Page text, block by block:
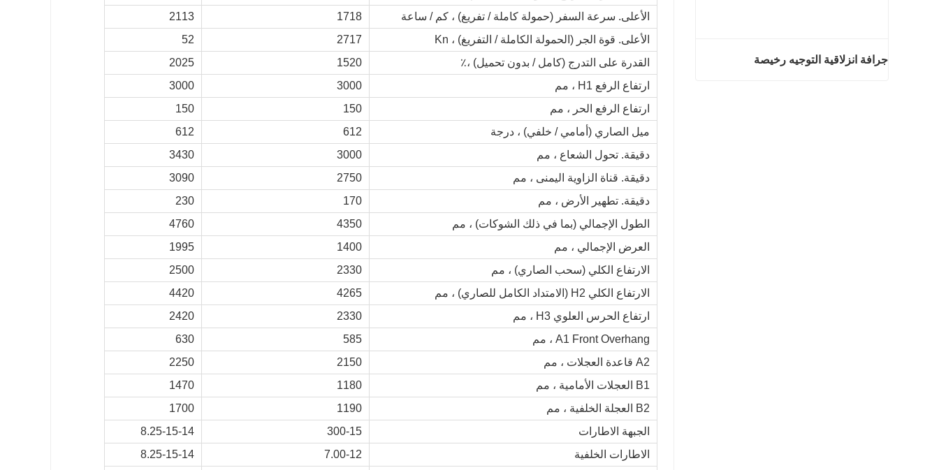
الأعلى. سرعة السفر (حمولة كاملة / تفريغ) ، كم / ساعة
1718
2113
الأعلى. قوة الجر (الحمولة الكاملة / التفريغ) ، Kn
2717
52
القدرة على التدرج (كامل / بدون تحميل) ،٪
1520
2025
ارتفاع الرفع H1 ، مم
3000
3000
ارتفاع الرفع الحر ، مم
150
150
ميل الصاري (أمامي / خلفي) ، درجة
612
612
دقيقة. تحول الشعاع ، مم
3000
3430
دقيقة. قناة الزاوية اليمنى ، مم
2750
3090
دقيقة. تطهير الأرض ، مم
170
230
الطول الإجمالي (بما في ذلك الشوكات) ، مم
4350
4760
العرض الإجمالي ، مم
1400
1995
الارتفاع الكلي (سحب الصاري) ، مم
2330
2500
الارتفاع الكلي H2 (الامتداد الكامل للصاري) ، مم
4265
4420
ارتفاع الحرس العلوي H3 ، مم
2330
2420
A1 Front Overhang ، مم
585
630
A2 قاعدة العجلات ، مم
2150
2250
B1 العجلات الأمامية ، مم
1180
1470
B2 العجلة الخلفية ، مم
1190
1700
الجبهة الاطارات
300-15
8.25-15-14
الاطارات الخلفية
7.00-12
8.25-15-14
جرافة انزلاقية التوجيه رخيصة